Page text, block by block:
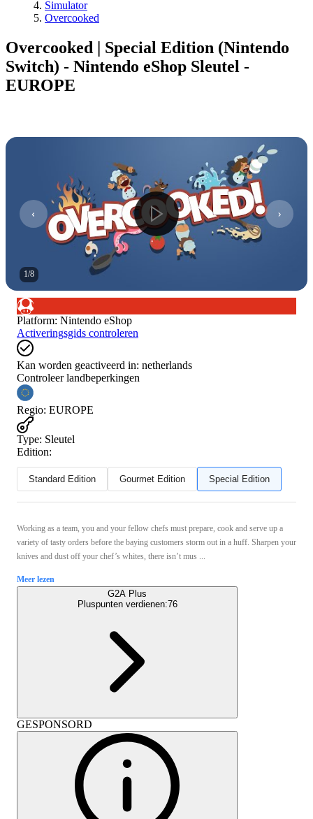
Simulator
Overcooked
Overcooked | Special Edition (Nintendo
Switch) - Nintendo eShop Sleutel -
EUROPE
1/8
Platform: Nintendo eShop
Activeringsgids controleren
Kan worden geactiveerd in: netherlands
Controleer landbeperkingen
Regio: EUROPE
Type: Sleutel
Edition:
Standard Edition Gourmet Edition Special Edition
Working as a team, you and your fellow chefs must prepare, cook and serve up a
variety of tasty orders before the baying customers storm out in a huff. Sharpen your
knives and dust off your chef’s whites, there isn’t mus ...
Meer lezen
G2A Plus
Pluspunten verdienen:76
GESPONSORD